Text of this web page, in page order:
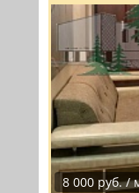
8 000 руб. /